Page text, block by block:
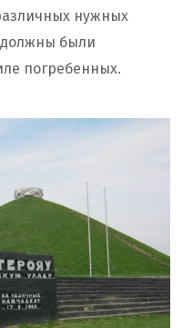
нужных
были
погребенных.